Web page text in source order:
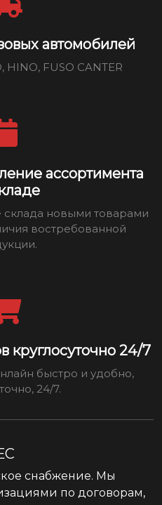
автомобилей
HINO, FUSO CANTER
ассортимента
склада новыми товарами
востребованной
круглосуточно 24/7
быстро и удобно,
24/7.
снабжение. Мы
по договорам,